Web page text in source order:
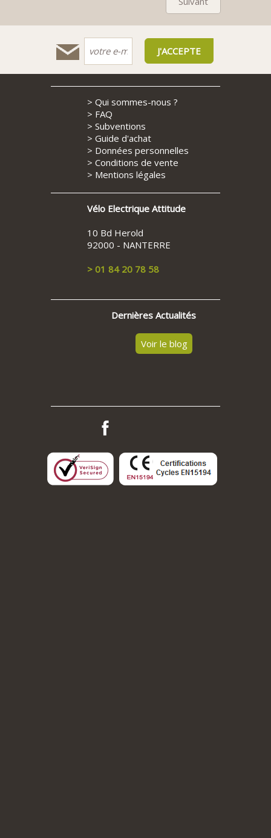
> Qui sommes-nous ?
> FAQ
> Subventions
> Guide d'achat
> Données personnelles
> Conditions de vente
> Mentions légales
Vélo Electrique Attitude
10 Bd Herold
92000 - NANTERRE
> 01 84 20 78 58
Dernières Actualités
Voir le blog